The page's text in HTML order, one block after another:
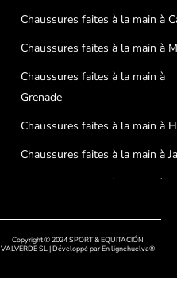
Chaussures faites à la main à
Chaussures faites à la main à
Chaussures faites à la main à
Grenade
Chaussures faites à la main à
Chaussures faites à la main à
Chaussures faites à la main à
Copyright © 2024 SPORT & EQUITACIÓN
VALVERDE SL | Développé parEn lignehuelva®